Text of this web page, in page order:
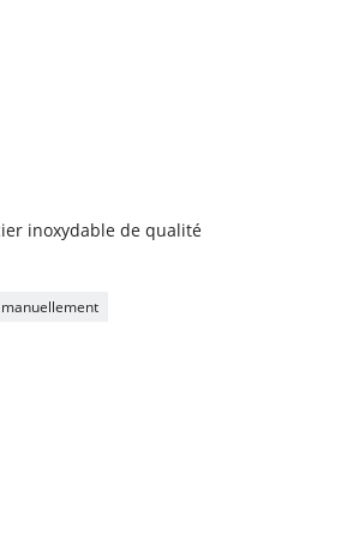
inoxydable de qualité